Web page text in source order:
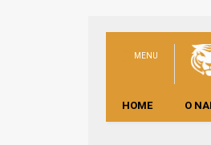
MENU
HOME O